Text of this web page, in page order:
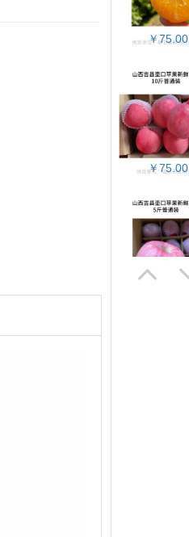
￥75.00
￥75.00